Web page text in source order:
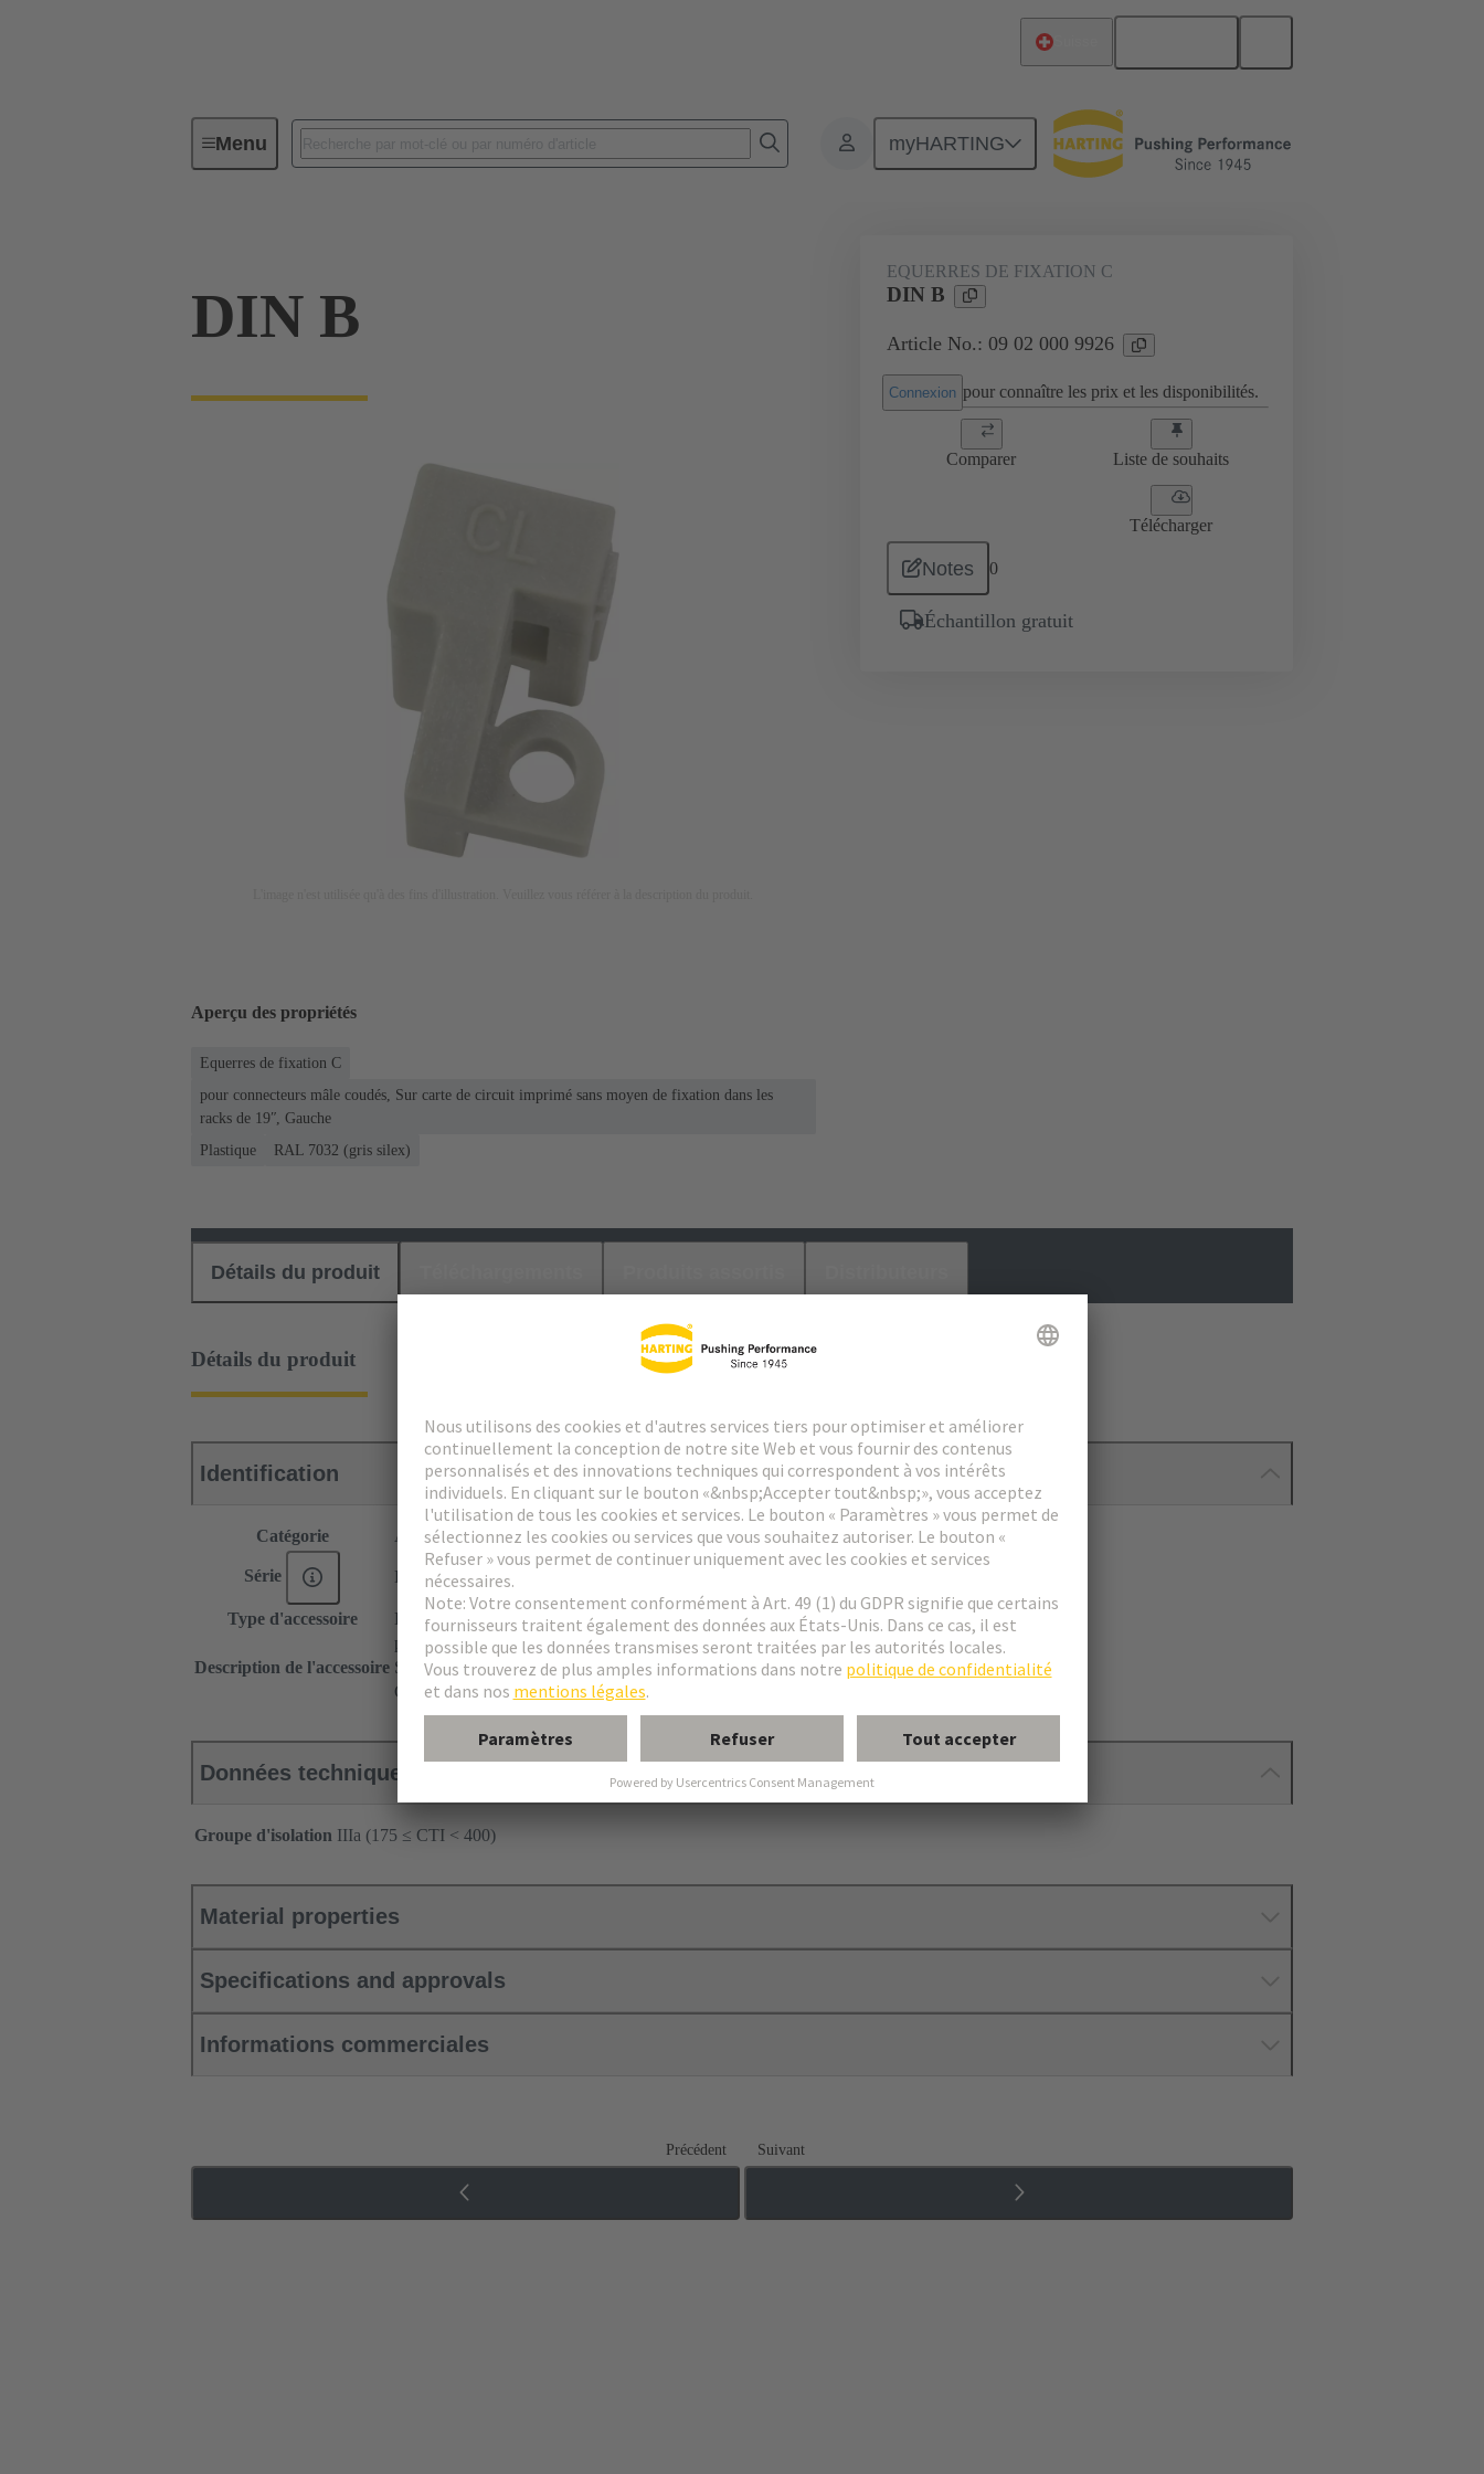
Menu myHARTING
Série
DIN B
EQUERRES DE FIXATION C
DIN B
Article No.: 09 02 000 9926
Connexion pour connaître les prix et les disponibilités.
Comparer Liste de souhaits
Télécharger
Notes 0
Échantillon gratuit
Aperçu des propriétés
Equerres de fixation C
pour connecteurs mâle coudés, Sur carte de circuit imprimé sans moyen de fixation dans les
racks de 19ʺ, Gauche
Plastique
RAL 7032 (gris silex)
Détails du produit
Détails du produit
Identification
Catégorie Accessoires
Série DIN 41612
Type d'accessoire Equerres de fixation C
Description de l'accessoire
pour connecteurs mâle coudés
Sur carte de circuit imprimé sans moyen de fixation dans les racks de 19ʺ
Gauche
Données techniques
Groupe d'isolation IIIa (175 ≤ CTI < 400)
Material properties
Specifications and approvals
Informations commerciales
Précédent Suivant